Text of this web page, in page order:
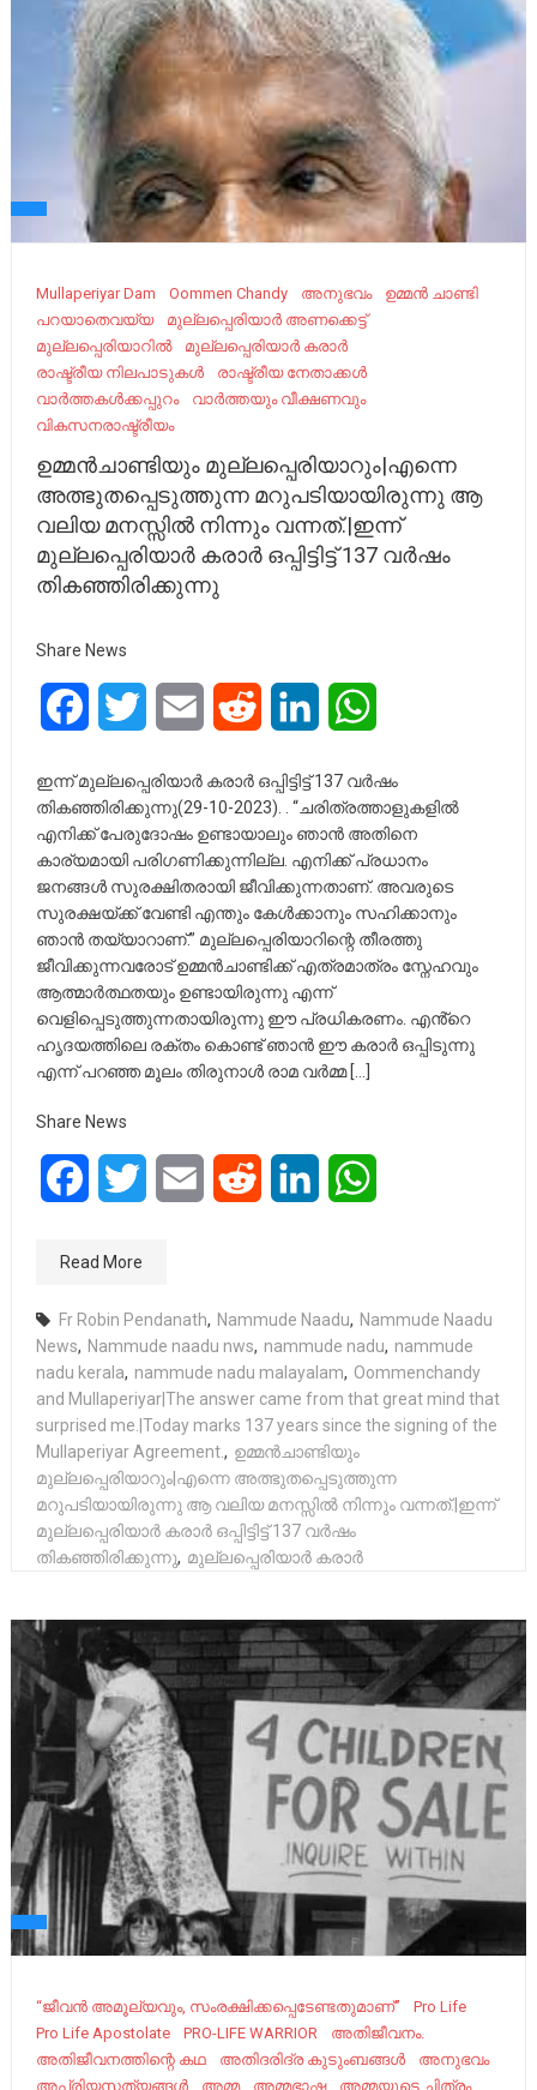
Mullaperiyar Dam Oommen Chandy അനുഭവം
ഉമ്മൻ ചാണ്ടി
പറയാതെവയ്യ
മുല്ലപ്പെരിയാര്‍ അണക്കെട്ട്
മുല്ലപ്പെരിയാറിൽ
മുല്ലപ്പെരിയാർ കരാർ
രാഷ്ട്രീയ നിലപാടുകൾ
രാഷ്ട്രീയ നേതാക്കൾ
വാർത്തകൾക്കപ്പുറം
വാർത്തയും വീക്ഷണവും
വികസനരാഷ്ട്രീയം
ഉമ്മൻചാണ്ടിയും മുല്ലപ്പെരിയാറും|എന്നെ
അത്ഭുതപ്പെടുത്തുന്ന മറുപടിയായിരുന്നു ആ
വലിയ മനസ്സിൽ നിന്നും വന്നത്.|ഇന്ന്
മുല്ലപ്പെരിയാർ കരാർ ഒപ്പിട്ടിട്ട് 137 വർഷം
തികഞ്ഞിരിക്കുന്നു
Share News
FacebookTwitter Email Reddit LinkedIn
ഇന്ന് മുല്ലപ്പെരിയാർ കരാർ ഒപ്പിട്ടിട്ട് 137 വർഷം
തികഞ്ഞിരിക്കുന്നു(29-10-2023). . “ചരിത്രത്താളുകളിൽ
എനിക്ക് പേരുദോഷം ഉണ്ടായാലും ഞാൻ അതിനെ
കാര്യമായി പരിഗണിക്കുന്നില്ല. എനിക്ക് പ്രധാനം
ജനങ്ങൾ സുരക്ഷിതരായി ജീവിക്കുന്നതാണ്. അവരുടെ
സുരക്ഷയ്ക്ക് വേണ്ടി എന്തും കേൾക്കാനും സഹിക്കാനും
ഞാൻ തയ്യാറാണ്.” മുല്ലപ്പെരിയാറിന്റെ തീരത്തു
ജീവിക്കുന്നവരോട് ഉമ്മൻചാണ്ടിക്ക് എത്രമാത്രം സ്നേഹവും
ആത്മാർത്ഥതയും ഉണ്ടായിരുന്നു എന്ന്
വെളിപ്പെടുത്തുന്നതായിരുന്നു ഈ പ്രധികരണം. എൻ്റെ
ഹൃദയത്തിലെ രക്തം കൊണ്ട് ഞാൻ ഈ കരാർ ഒപ്പിടുന്നു
എന്ന് പറഞ്ഞ മൂലം തിരുനാൾ രാമ വർമ്മ […]
Share News
FacebookTwitter Email Reddit LinkedIn
Read More
Fr Robin Pendanath, Nammude Naadu, Nammude Naadu
News, Nammude naadu nws, nammude nadu, nammude
nadu kerala, nammude nadu malayalam, Oommenchandy
and Mullaperiyar|The answer came from that great mind that
surprised me.|Today marks 137 years since the signing of the
Mullaperiyar Agreement., ഉമ്മൻചാണ്ടിയും
മുല്ലപ്പെരിയാറും|എന്നെ അത്ഭുതപ്പെടുത്തുന്ന
മറുപടിയായിരുന്നു ആ വലിയ മനസ്സിൽ നിന്നും വന്നത്.|ഇന്ന്
മുല്ലപ്പെരിയാർ കരാർ ഒപ്പിട്ടിട്ട് 137 വർഷം
തികഞ്ഞിരിക്കുന്നു, മുല്ലപ്പെരിയാർ കരാർ
“ജീവന്‍ അമൂല്യവും, സംരക്ഷിക്കപ്പെടേണ്ടതുമാണ്”
Pro Life
Pro Life Apostolate
PRO-LIFE WARRIOR
അതിജീവനം.
അതിജീവനത്തിന്റെ കഥ
അതിദരിദ്ര കുടുംബങ്ങൾ
അനുഭവം
അപ്രിയസത്യങ്ങൾ
അമ്മ അമ്മഭാഷ അമ്മയുടെ ചിത്രം